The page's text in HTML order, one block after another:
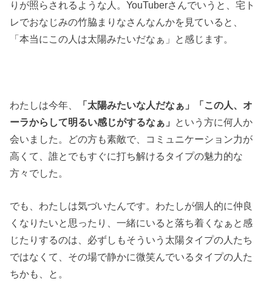
りが照らされるような人。YouTuberさんでいうと、宅ト
レでおなじみの竹脇まりなさんなんかを見ていると、
「本当にこの人は太陽みたいだなぁ」と感じます。
わたしは今年、
「太陽みたいな人だなぁ」「この人、オ
ーラからして明るい感じがするなぁ」 という方に何人か
会いました。どの方も素敵で、コミュニケーション力が
高くて、誰とでもすぐに打ち解けるタイプの魅力的な
方々でした。
でも、わたしは気づいたんです。わたしが個人的に仲良
くなりたいと思ったり、一緒にいると落ち着くなぁと感
じたりするのは、必ずしもそういう太陽タイプの人たち
ではなくて、その場で静かに微笑んでいるタイプの人た
ちかも、と。